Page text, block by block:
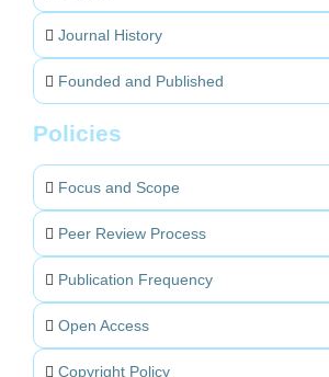
Journal History
Founded and Published
Policies
Focus and Scope
Peer Review Process
Publication Frequency
Open Access
Copyright Policy